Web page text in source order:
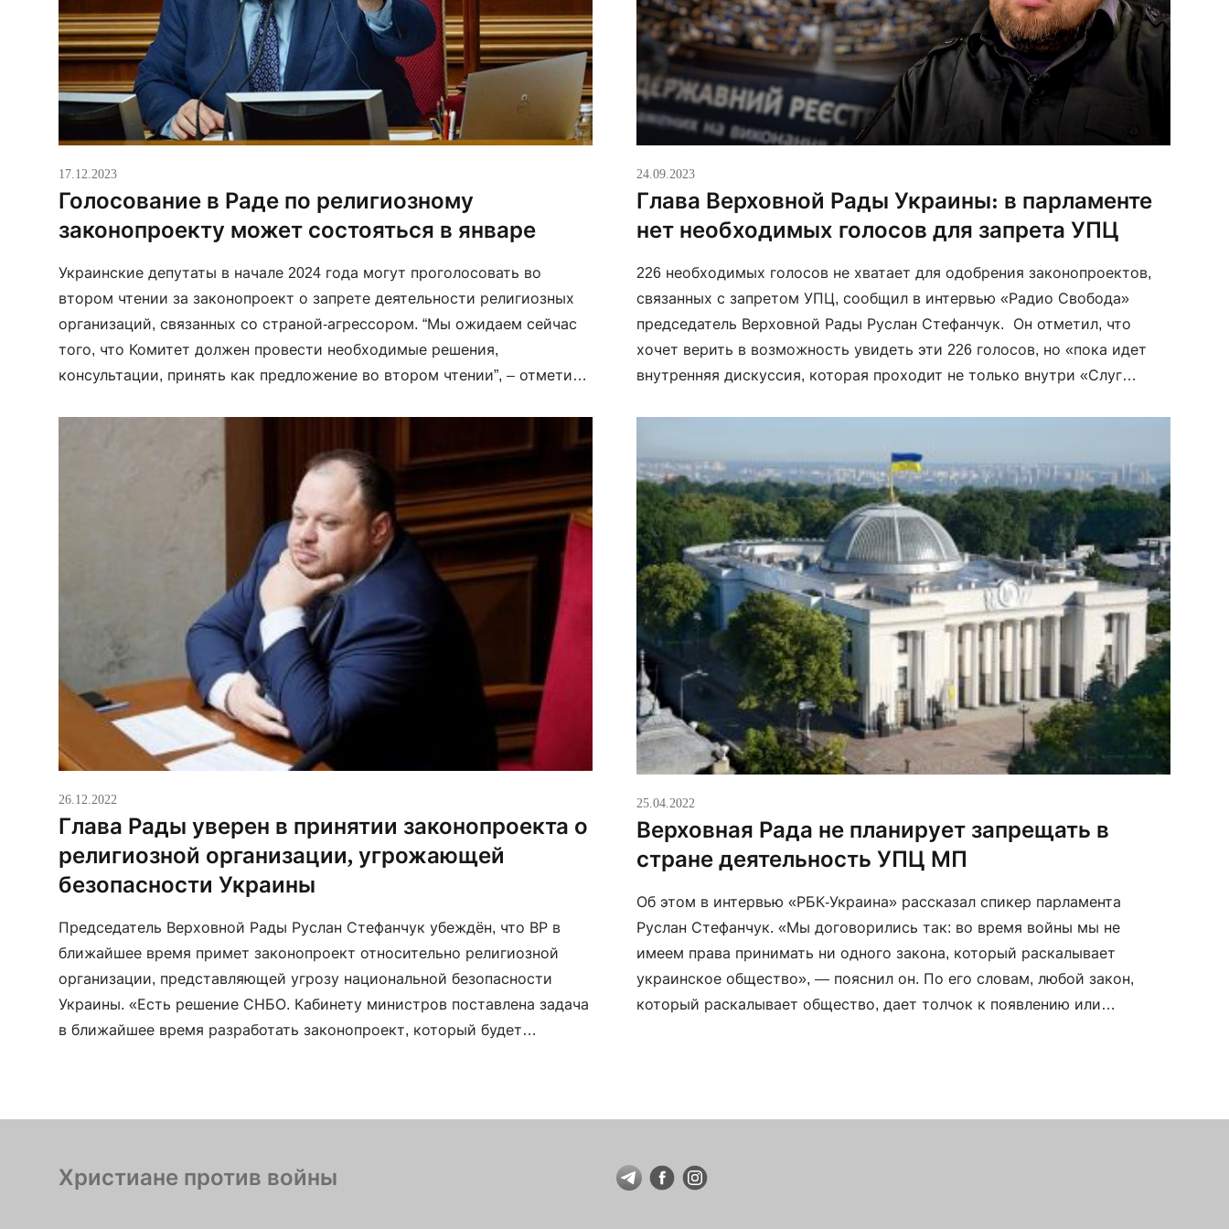
17.12.2023
Голосование в Раде по религиозному
законопроекту может состояться в январе
Украинские депутаты в начале 2024 года могут проголосовать во
втором чтении за законопроект о запрете деятельности религиозных
организаций, связанных со страной-агрессором. “Мы ожидаем сейчас
того, что Комитет должен провести необходимые решения,
консультации, принять как предложение во втором чтении”, – отметил
24.09.2023
Глава Верховной Рады Украины: в парламенте
нет необходимых голосов для запрета УПЦ
226 необходимых голосов не хватает для одобрения законопроектов,
связанных с запретом УПЦ, сообщил в интервью «Радио Свобода»
председатель Верховной Рады Руслан Стефанчук. Он отметил, что
хочет верить в возможность увидеть эти 226 голосов, но «пока идет
внутренняя дискуссия, которая проходит не только внутри «Слуг
26.12.2022
Глава Рады уверен в принятии законопроекта о
религиозной организации, угрожающей
безопасности Украины
Председатель Верховной Рады Руслан Стефанчук убеждён, что ВР в
ближайшее время примет законопроект относительно религиозной
организации, представляющей угрозу национальной безопасности
Украины. «Есть решение СНБО. Кабинету министров поставлена задача
в ближайшее время разработать законопроект, который будет
25.04.2022
Верховная Рада не планирует запрещать в
стране деятельность УПЦ МП
Об этом в интервью «РБК-Украина» рассказал спикер парламента
Руслан Стефанчук. «Мы договорились так: во время войны мы не
имеем права принимать ни одного закона, который раскалывает
украинское общество», — пояснил он. По его словам, любой закон,
который раскалывает общество, дает толчок к появлению или
Христиане против войны